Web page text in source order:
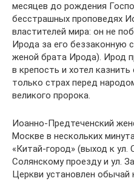
месяцев до рождения
бесстрашных проповедях
властителей мира: он не
Ирода за его беззаконную
женой брата Ирода). Ирод
в крепость и хотел
только страх перед
великого пророка.
Иоанно-Предтеченский
Москве в нескольких
«Китай-город» (выход к
Солянскому проезду и ул.
Церкви установлен